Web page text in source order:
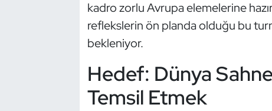
kadro zorlu Avrupa elemelerine
reflekslerin ön planda olduğu bu
bekleniyor.
Hedef: Dünya
Temsil Etmek
Modern Pentatlon
Motor Sporları